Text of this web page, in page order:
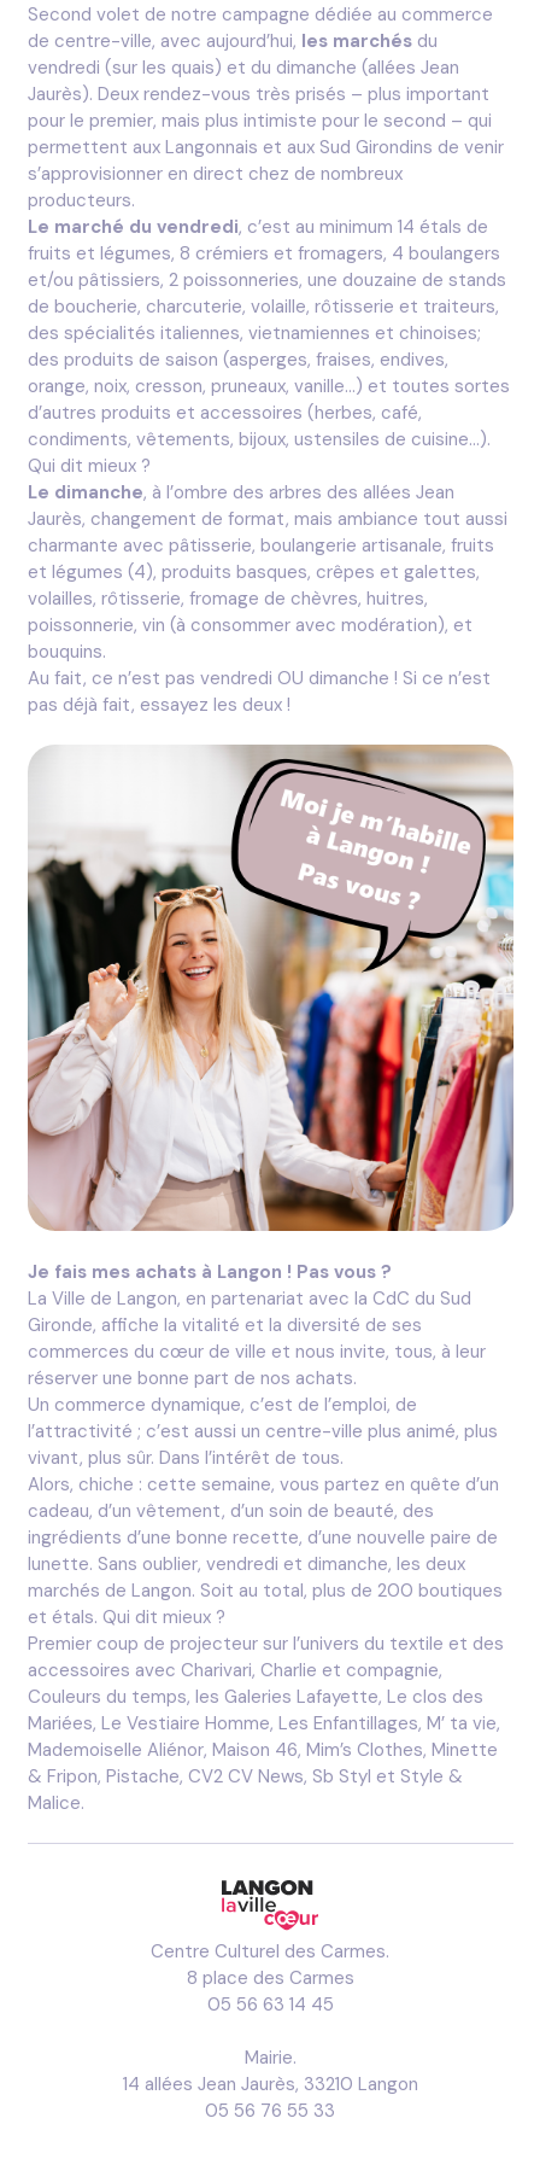
Second volet de notre campagne dédiée au commerce
de centre-ville, avec aujourd’hui, les marchésdu
vendredi (sur les quais) et du dimanche (allées Jean
Jaurès). Deux rendez-vous très prisés – plus important
pour le premier, mais plus intimiste pour le second – qui
permettent aux Langonnais et aux Sud Girondins de venir
s’approvisionner en direct chez de nombreux
producteurs.
Le marché du vendredi, c’est au minimum 14 étals de
fruits et légumes, 8 crémiers et fromagers, 4 boulangers
et/ou pâtissiers, 2 poissonneries, une douzaine de stands
de boucherie, charcuterie, volaille, rôtisserie et traiteurs,
des spécialités italiennes, vietnamiennes et chinoises;
des produits de saison (asperges, fraises, endives,
orange, noix, cresson, pruneaux, vanille…) et toutes sortes
d’autres produits et accessoires (herbes, café,
condiments, vêtements, bijoux, ustensiles de cuisine…).
Qui dit mieux ?
Le dimanche, à l’ombre des arbres des allées Jean
Jaurès, changement de format, mais ambiance tout aussi
charmante avec pâtisserie, boulangerie artisanale, fruits
et légumes (4), produits basques, crêpes et galettes,
volailles, rôtisserie, fromage de chèvres, huitres,
poissonnerie, vin (à consommer avec modération), et
bouquins.
Au fait, ce n’est pas vendredi OU dimanche ! Si ce n’est
pas déjà fait, essayez les deux !
Je fais mes achats à Langon ! Pas vous ?
La Ville de Langon, en partenariat avec la CdC du Sud
Gironde, affiche la vitalité et la diversité de ses
commerces du cœur de ville et nous invite, tous, à leur
réserver une bonne part de nos achats.
Un commerce dynamique, c’est de l’emploi, de
l’attractivité ; c’est aussi un centre-ville plus animé, plus
vivant, plus sûr. Dans l’intérêt de tous.
Alors, chiche : cette semaine, vous partez en quête d’un
cadeau, d’un vêtement, d’un soin de beauté, des
ingrédients d’une bonne recette, d’une nouvelle paire de
lunette. Sans oublier, vendredi et dimanche, les deux
marchés de Langon. Soit au total, plus de 200 boutiques
et étals. Qui dit mieux ?
Premier coup de projecteur sur l’univers du textile et des
accessoires avec Charivari, Charlie et compagnie,
Couleurs du temps, les Galeries Lafayette, Le clos des
Mariées, Le Vestiaire Homme, Les Enfantillages, M’ ta vie,
Mademoiselle Aliénor, Maison 46, Mim’s Clothes, Minette
& Fripon, Pistache, CV2 CV News, Sb Styl et Style &
Malice.
Centre Culturel des Carmes.
8 place des Carmes
05 56 63 14 45
Mairie.
14 allées Jean Jaurès, 33210 Langon
05 56 76 55 33